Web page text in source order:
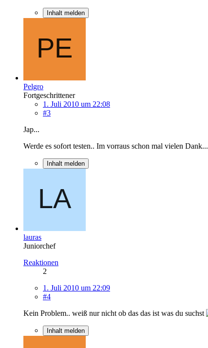
Inhalt melden
Pelgro
Fortgeschrittener
1. Juli 2010 um 22:08
#3
Jap...
Werde es sofort testen.. Im vorraus schon mal vielen Dank...
Inhalt melden
lauras
Juniorchef
Reaktionen
2
1. Juli 2010 um 22:09
#4
Kein Problem.. weiß nur nicht ob das das ist was du suchst
Inhalt melden